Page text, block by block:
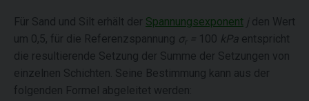
Für Sand und Silt erhält der Spannungsexponent jden Wert
um 0,5, für die Referenzspannung σr 100 kPa entspricht
die resultierende Setzung der Summe der Setzungen von
einzelnen Schichten. Seine Bestimmung kann aus der
folgenden Formel abgeleitet werden: